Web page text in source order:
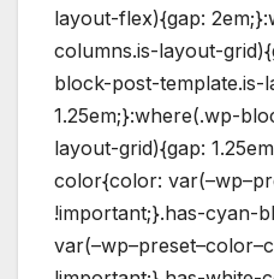
layout-flex){gap:
columns.is-layout-
block-post-template.is-
1.25em;}:where(.wp-
layout-grid){gap:
color{color:
!important;}.has-cyan-